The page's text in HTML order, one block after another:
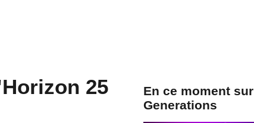
25
En ce moment sur
Generations